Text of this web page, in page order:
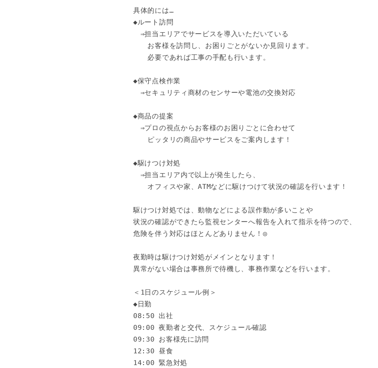
具体的には…
◆ルート訪問
⇒担当エリアでサービスを導入いただいている
お客様を訪問し、お困りごとがないか見回ります。
必要であれば工事の手配も行います。
◆保守点検作業
⇒セキュリティ商材のセンサーや電池の交換対応
◆商品の提案
⇒プロの視点からお客様のお困りごとに合わせて
ピッタリの商品やサービスをご案内します！
◆駆けつけ対処
⇒担当エリア内で以上が発生したら、
オフィスや家、ATMなどに駆けつけて状況の確認を行います！
駆けつけ対処では、動物などによる誤作動が多いことや
状況の確認ができたら監視センターへ報告を入れて指示を待つので、
危険を伴う対応はほとんどありません！◎
夜勤時は駆けつけ対処がメインとなります！
異常がない場合は事務所で待機し、事務作業などを行います。
＜1日のスケジュール例＞
◆日勤
08:50 出社
09:00 夜勤者と交代、スケジュール確認
09:30 お客様先に訪問
12:30 昼食
14:00 緊急対処